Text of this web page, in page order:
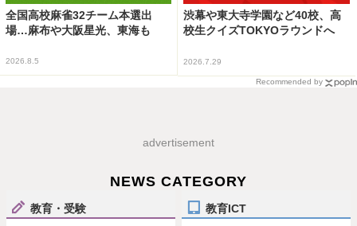
全国高校麻雀32チーム本選出
場…麻布や大阪星光、東海も
2026.8.5
渋幕や東大寺学園など40校、高
校生クイズTOKYOラウンドへ
2026.7.29
Recommended by
advertisement
NEWS CATEGORY
教育・受験 教育ICT